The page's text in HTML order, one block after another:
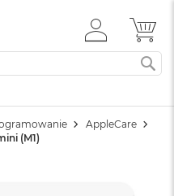
ZALOGUJ
SIĘ
AppleCare
(M1)